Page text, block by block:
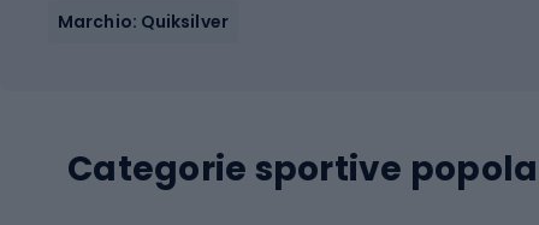
Marchio: Quiksilver
Categorie sportive